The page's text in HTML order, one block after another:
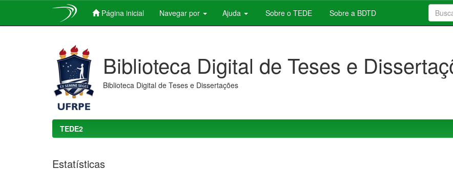
Página inicial Navegar por Ajuda Sobre o TEDE Sobre a BDTD
Biblioteca Digital de Teses e
Biblioteca Digital de Teses e Dissertações
TEDE2
Estatísticas